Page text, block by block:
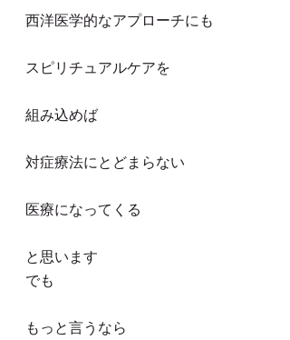
西洋医学的なアプローチにも
スピリチュアルケアを
組み込めば
対症療法にとどまらない
医療になってくる
と思います
でも
もっと言うなら